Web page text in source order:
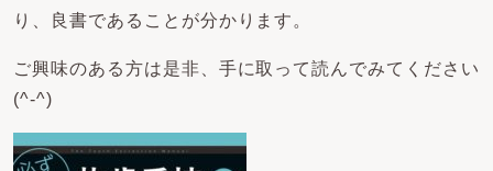
り、良書であることが分かります。
ご興味のある方は是非、手に取って読んでみてください
(^-^)